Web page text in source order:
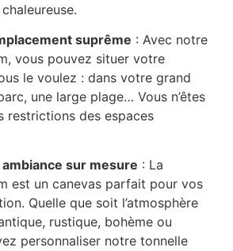
suprême : Avec notre
vous pouvez situer votre
le voulez : dans votre grand
une large plage… Vous n’êtes
restrictions des espaces
sur mesure : La
est un canevas parfait pour vos
Quelle que soit l’atmosphère
rustique, bohème ou
personnaliser notre tonnelle